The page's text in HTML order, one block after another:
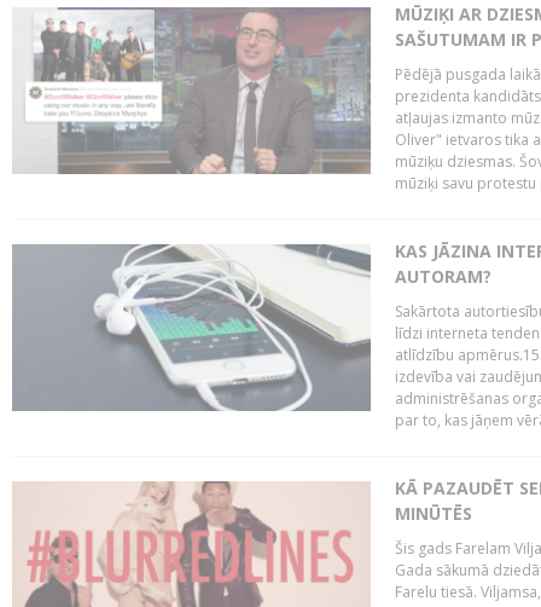
MŪZIĶI AR
SAŠUTUMAM IR
Pēdējā pusgada
prezidenta
atļaujas izmanto
Oliver" ietvaros tika
mūziķu dziesmas.
mūziķi savu
KAS JĀZINA
AUTORAM?
Sakārtota
līdzi interneta
atlīdzību
izdevība vai
administrēšanas
par to, kas jāņem
KĀ PAZAUDĒT
MINŪTĒS
Šis gads Farelam
Gada sākumā
Farelu tiesā.